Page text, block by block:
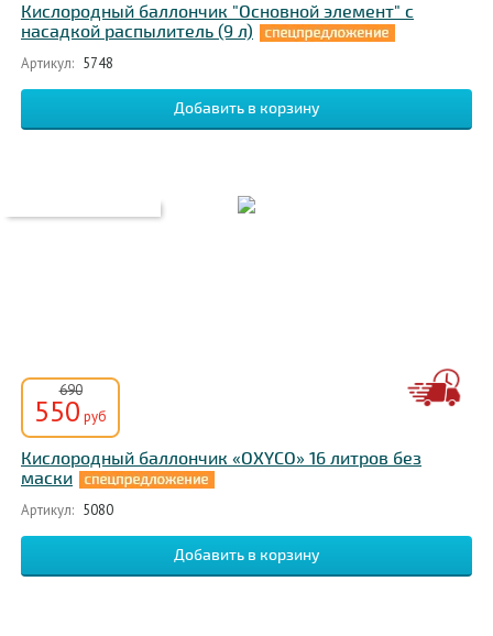
Кислородный баллончик "Основной элемент" с
насадкой распылитель (9 л)
Артикул: 5748
690
550 руб
Кислородный баллончик «OXYCO» 16 литров без
маски
Артикул: 5080